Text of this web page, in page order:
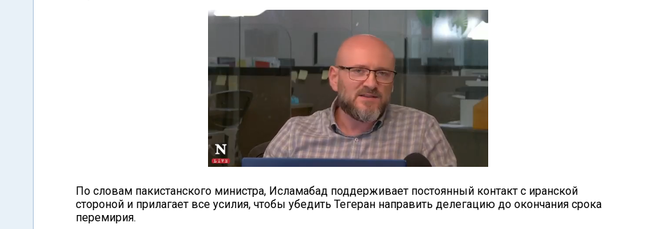
По словам пакистанского министра, Исламабад поддерживает постоянный контакт с иранской
стороной и прилагает все усилия, чтобы убедить Тегеран направить делегацию до окончания срока
перемирия.